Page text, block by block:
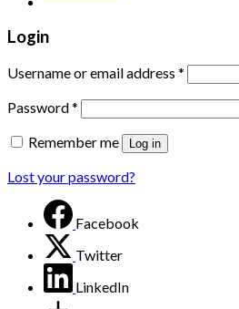
Login
Username or email address *
Password*
Remember me
Log in
Lost your password?
Facebook
Twitter
LinkedIn